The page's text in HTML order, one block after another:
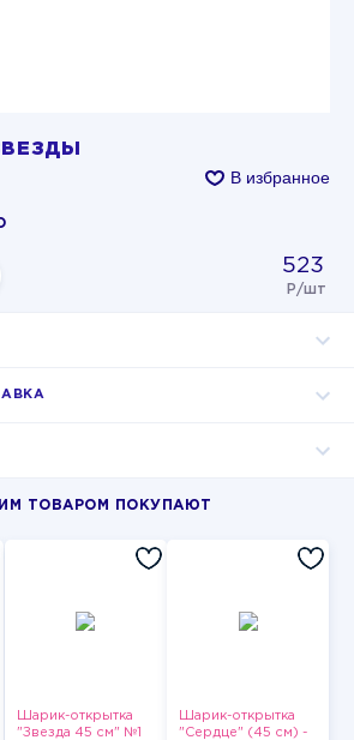
В избранное
523
Р/шт
ТОВАРОМ ПОКУПАЮТ
Шарик-открытка
"Звезда 45 см" №1
Шарик-открытка
"Сердце" (45 см) -